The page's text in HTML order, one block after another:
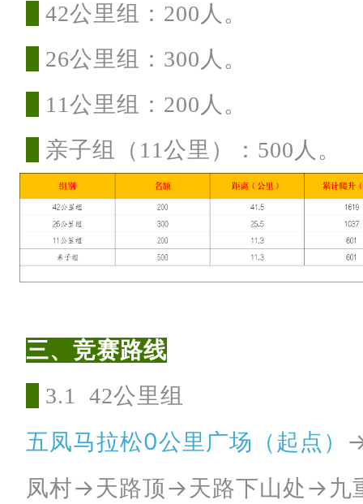
42公里组：200人。
26公里组：300人。
1 1公里组：200人。
亲子组（11公里）：500人。
三、竞赛路线
3.1 42公里组
五凤马拉松0公里广场（起点）
凤村→天路顶→天路下山处→九